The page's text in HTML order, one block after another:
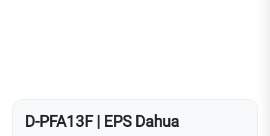
D-PFA13F | EPS Dahua